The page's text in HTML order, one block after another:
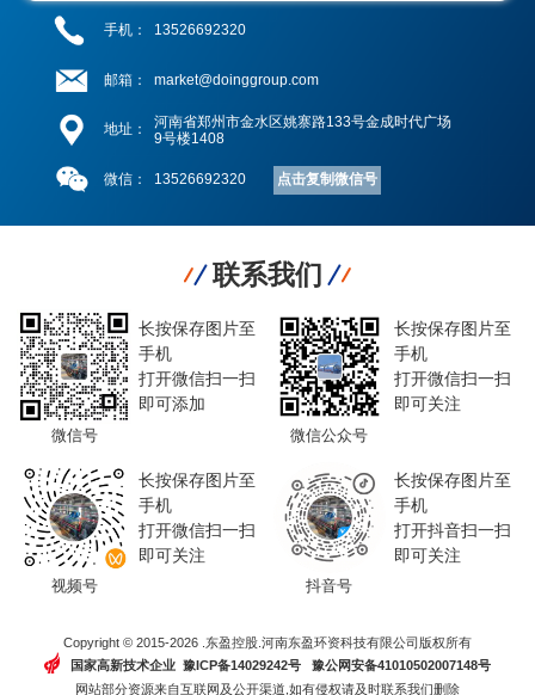
手机： 13526692320
邮箱： market@doinggroup.com
地址：
河南省郑州市金水区姚寨路133号金成时代广场
9号楼1408
微信： 13526692320 点击复制微信号
联系我们
微信号
长按保存图片至
手机
打开微信扫一扫
即可添加
微信公众号
长按保存图片至
手机
打开微信扫一扫
即可关注
视频号
长按保存图片至
手机
打开微信扫一扫
即可关注
抖音号
长按保存图片至
手机
打开抖音扫一扫
即可关注
Copyright © 2015-2026 .东盈控股.河南东盈环资科技有限公司版权所有
国家高新技术企业 豫ICP备14029242号豫公网安备41010502007148号
网站部分资源来自互联网及公开渠道,如有侵权请及时联系我们删除